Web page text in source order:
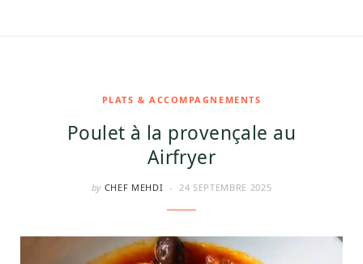
PLATS & ACCOMPAGNEMENTS
Poulet à la provençale au
Airfryer
by CHEF MEHDI 24 SEPTEMBRE 2025